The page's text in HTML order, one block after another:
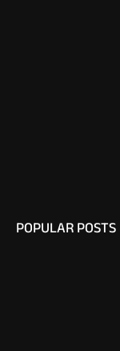
POPULAR POSTS